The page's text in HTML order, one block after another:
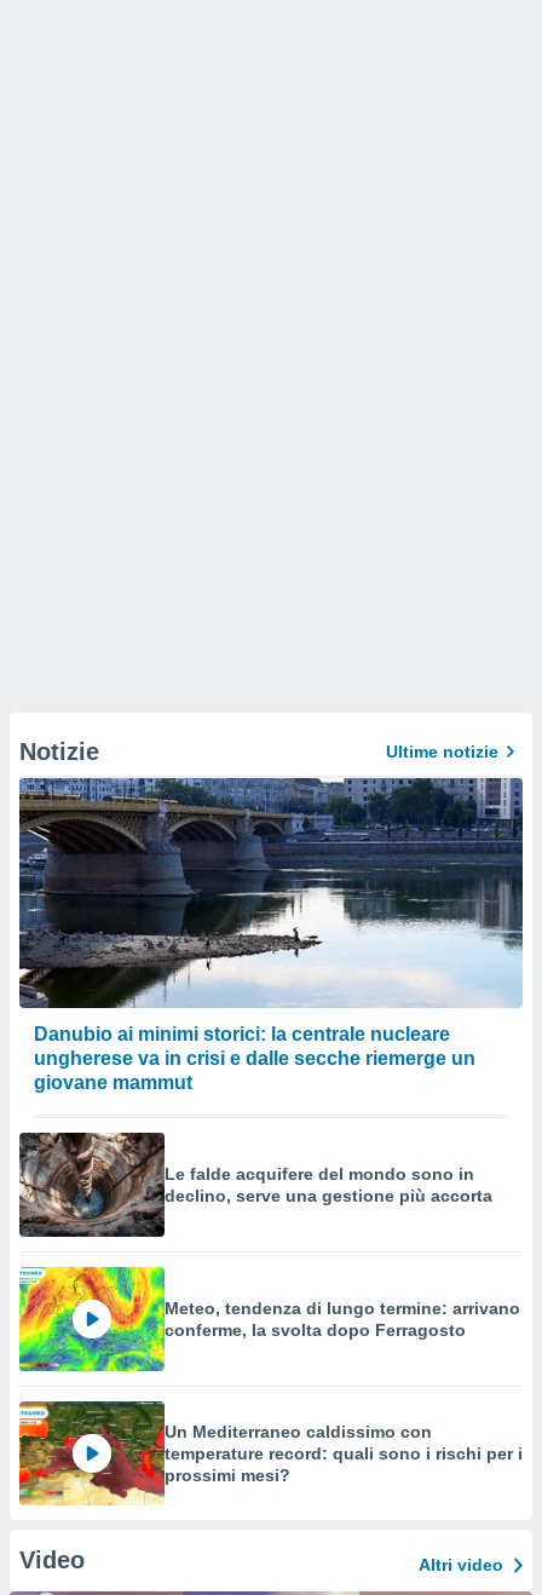
Notizie Ultime notizie
Danubio ai minimi storici: la centrale nucleare
ungherese va in crisi e dalle secche riemerge un
giovane mammut
Le falde acquifere del mondo sono in
declino, serve una gestione più accorta
Meteo, tendenza di lungo termine: arrivano
conferme, la svolta dopo Ferragosto
Un Mediterraneo caldissimo con
temperature record: quali sono i rischi per i
prossimi mesi?
Video Altri video